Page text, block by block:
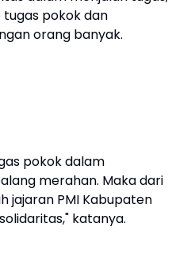
pokok dan
orang banyak.
pokok dalam
merahan. Maka dari
jajaran PMI Kabupaten
katanya.